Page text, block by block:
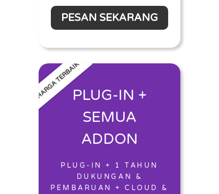
PESAN SEKARANG
HARGA TERBAIKPLUG-IN +
SEMUA
ADDON
PLUG-IN + 1 TAHUN
DUKUNGAN &
PEMBARUAN + CLOUD &